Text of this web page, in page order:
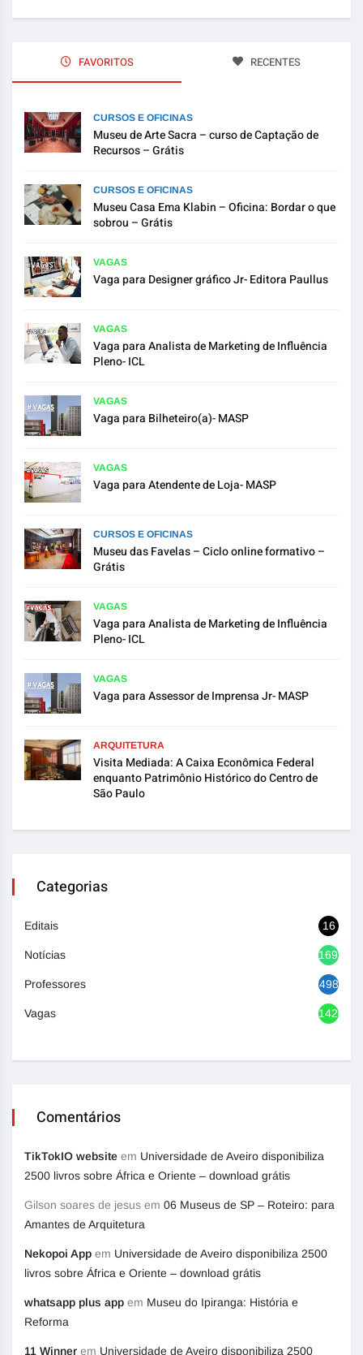
FAVORITOS RECENTES
CURSOS E OFICINAS
Museu de Arte Sacra – curso de Captação de
Recursos – Grátis
CURSOS E OFICINAS
Museu Casa Ema Klabin – Oficina: Bordar o que
sobrou – Grátis
VAGAS
Vaga para Designer gráfico Jr- Editora Paullus
VAGAS
Vaga para Analista de Marketing de Influência
Pleno- ICL
VAGAS
Vaga para Bilheteiro(a)- MASP
VAGAS
Vaga para Atendente de Loja- MASP
CURSOS E OFICINAS
Museu das Favelas – Ciclo online formativo –
Grátis
VAGAS
Vaga para Analista de Marketing de Influência
Pleno- ICL
VAGAS
Vaga para Assessor de Imprensa Jr- MASP
ARQUITETURA
Visita Mediada: A Caixa Econômica Federal
enquanto Patrimônio Histórico do Centro de
São Paulo
Categorias
Editais 16
Notícias 1692
Professores 498
Vagas 1420
Comentários
TikTokIO website em Universidade de Aveiro disponibiliza
2500 livros sobre África e Oriente – download grátis
Gilson soares de jesus em 06 Museus de SP – Roteiro: para
Amantes de Arquitetura
Nekopoi App em Universidade de Aveiro disponibiliza 2500
livros sobre África e Oriente – download grátis
whatsapp plus app em Museu do Ipiranga: História e
Reforma
11 Winner em Universidade de Aveiro disponibiliza 2500